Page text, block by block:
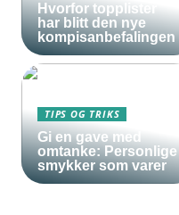
Hvorfor topplister
har blitt den nye
kompisanbefalingen
TIPS OG TRIKS
Gi en gave med
omtanke: Personlige
smykker som varer